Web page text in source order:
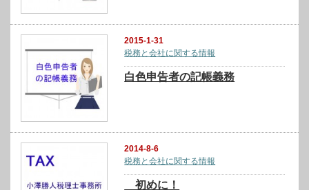
2015-1-31
税務と会社に関する情報
白色申告者の記帳義務
2014-8-6
税務と会社に関する情報
初めに！